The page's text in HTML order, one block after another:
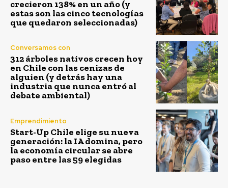
crecieron 138% en un año (y
estas son las cinco tecnologías
que quedaron seleccionadas)
Conversamos con
312 árboles nativos crecen hoy
en Chile con las cenizas de
alguien (y detrás hay una
industria que nunca entró al
debate ambiental)
Emprendimiento
Start-Up Chile elige su nueva
generación: la IA domina, pero
la economía circular se abre
paso entre las 59 elegidas